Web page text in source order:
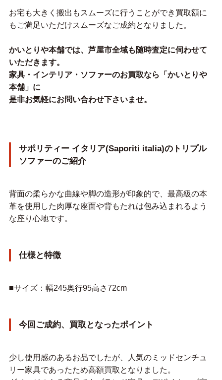
お宅も大きく搬出もスムーズに行うことができ買取額に
もご満足いただけスムーズなご成約となりました。
かいとりや本舗では、芦屋市全域も随時査定に伺わせて
いただきます。
家具・インテリア・ソファーのお買取なら「かいとりや
本舗」に
是非お気軽にお問い合わせ下さいませ。
サポリティー イタリア(Saporiti italia)のトリプル
ソファーのご紹介
背面の柔らかな曲線や脚の造形が印象的で、最高級の本
革を使用した肉厚な座面や背もたれは包み込まれるよう
な座り心地です。
仕様と特徴
■サイズ：幅245奥行95高さ72cm
今回ご成約、買取となったポイント
少し使用感のあるお品でしたが、人気のミッドセンチュ
リー家具であったため高額買取となりました。